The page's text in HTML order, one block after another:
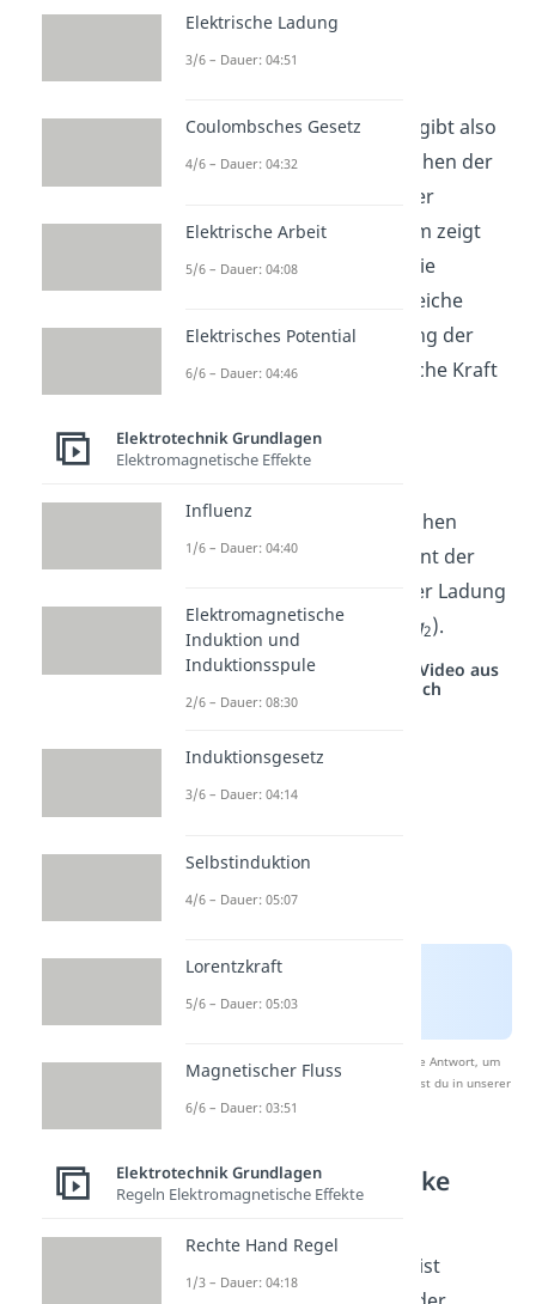
durch:
Die elektrische Feldstärke gibt also
den Zusammenhang zwischen der
elektrischen Kraft und einer
Probeladung an. Außerdem zeigt
die elektrische Kraft und die
Feldstärke immer in die gleiche
Richtung. Durch Umstellung der
Formel kannst die elektrische Kraft
Die Definition der elektrischen
Feldstärke E ist der Quotient der
und der Ladung
q der Probeladung ( E=F/q2).
Studyflix vernetzt: Hier ein Video aus
einem anderen Bereich
Nach Beantwortung speichern wir deine Antwort, um
Studyflix zu verbessern. Mehr dazu erfährst du in unserer
Datenschutzerklärung
Elektrische Feldstärke
Einheit
Die elektrische Feldstärke ist
Elektrische Ladung
3/6 – Dauer: 04:51
Coulombsches Gesetz
4/6 – Dauer: 04:32
Elektrische Arbeit
5/6 – Dauer: 04:08
Elektrisches Potential
6/6 – Dauer: 04:46
Elektrotechnik Grundlagen
Elektromagnetische Effekte
Influenz
1/6 – Dauer: 04:40
Elektromagnetische
Induktion und
Induktionsspule
2/6 – Dauer: 08:30
Induktionsgesetz
3/6 – Dauer: 04:14
Selbstinduktion
4/6 – Dauer: 05:07
Lorentzkraft
5/6 – Dauer: 05:03
Magnetischer Fluss
6/6 – Dauer: 03:51
Elektrotechnik Grundlagen
Regeln Elektromagnetische Effekte
Rechte Hand Regel
1/3 – Dauer: 04:18